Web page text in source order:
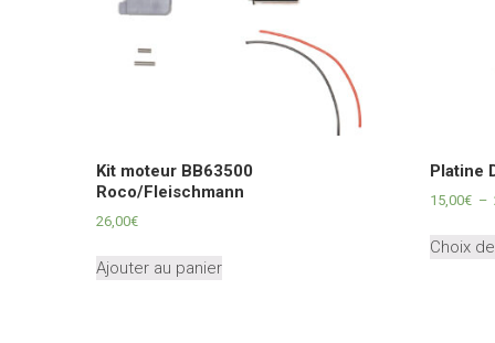
Kit moteur BB63500
Roco/Fleischmann
26,00€
Ajouter au panier
Platine
15,00€ –
Choix